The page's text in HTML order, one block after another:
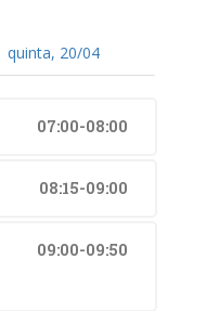
quinta, 20/04
07:00-08:00
08:15-09:00
09:00-09:50